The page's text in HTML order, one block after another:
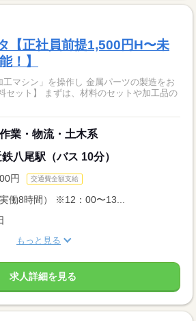
【正社員前提1,500円H〜未
！】
マシン」を操作し 金属パーツの製造をお
業・物流・土木系
八尾駅（バス 10分）
円 交通費全額支給
働8時間） ※12：00〜13...
もっと見る
求人詳細を見る